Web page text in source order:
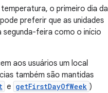
o primeiro dia da
preferir que as unidades
segunda-feira como o início
aos usuários um local
também são mantidas
e getFirstDayOfWeek )